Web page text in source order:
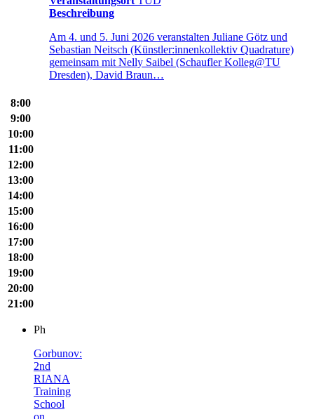
Beschreibung
Am 4. und 5. Juni 2026 veranstalten Juliane Götz und
Sebastian Neitsch (Künstler:innenkollektiv Quadrature)
gemeinsam mit Nelly Saibel (Schaufler Kolleg@TU
Dresden), David Braun…
8:00
9:00
10:00
11:00
12:00
13:00
14:00
15:00
16:00
17:00
18:00
19:00
20:00
21:00
Ph
Gorbunov:
2nd
RIANA
Training
School
on…